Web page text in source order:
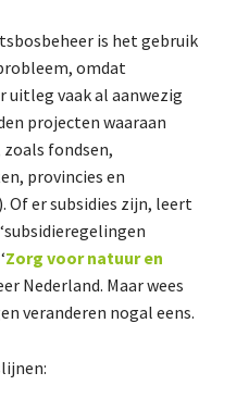
is het gebruik
omdat
uitleg vaak al aanwezig
projecten waaraan
fondsen,
provincies en
Of er subsidies zijn, leert
Zorg voor natuur en
Nederland. Maar wees
veranderen nogal eens.